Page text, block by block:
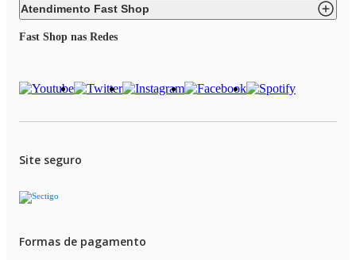
Atendimento Fast Shop
Fast Shop nas Redes
Site seguro
Formas de pagamento